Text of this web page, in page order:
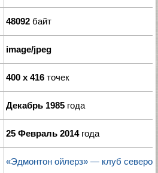
48092 байт
image/jpeg
400 x 416 точек
Декабрь 1985 года
25 Февраль 2014года
«Эдмонтон ойлерз» — клуб